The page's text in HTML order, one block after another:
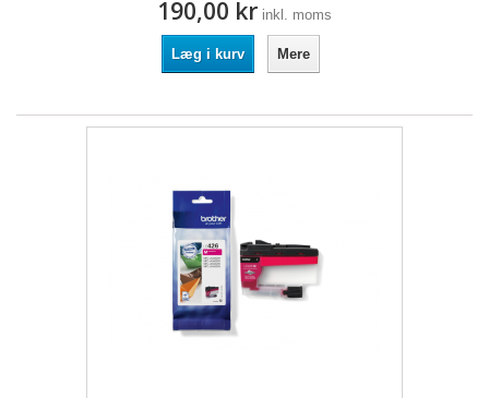
190,00 kr inkl. moms
Læg i kurv Mere